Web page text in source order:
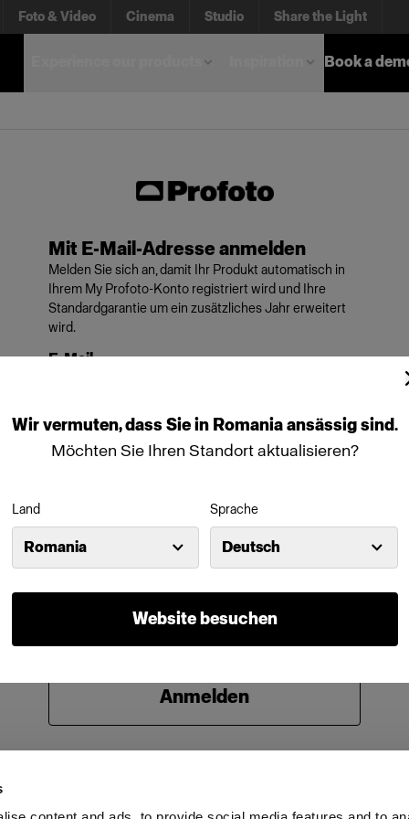
Wirvermuten,dass Siein Romania ansässigsind.
Möchten Sie Ihren Standort aktualisieren?
Land
Romania
Sprache
Deutsch
Website besuchen
Foto & Video Cinema Studio Share the Light
Book a
Mit E-Mail-Adresse anmelden
Melden Sie sich an, damit Ihr Produkt automatisch in
Ihrem My Profoto-Konto registriert wird und Ihre
Standardgarantie um ein zusätzliches Jahr erweitert
wird.
E-Mail
Kennwort
Anmeldedaten speichern Kennwort vergessen?
Neu bei Profoto?
Anmelden